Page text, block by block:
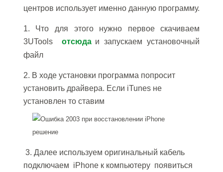
центров использует именно данную программу.
1. Что для этого нужно первоескачиваем
3UTools отсюда и запускаем установочный
файл
2. В ходе установки программа попросит
установить драйвера. Если iTunes не
установлен то ставим
3. Далее используем оригинальный кабель
подключаем iPhone к компьютеру появиться